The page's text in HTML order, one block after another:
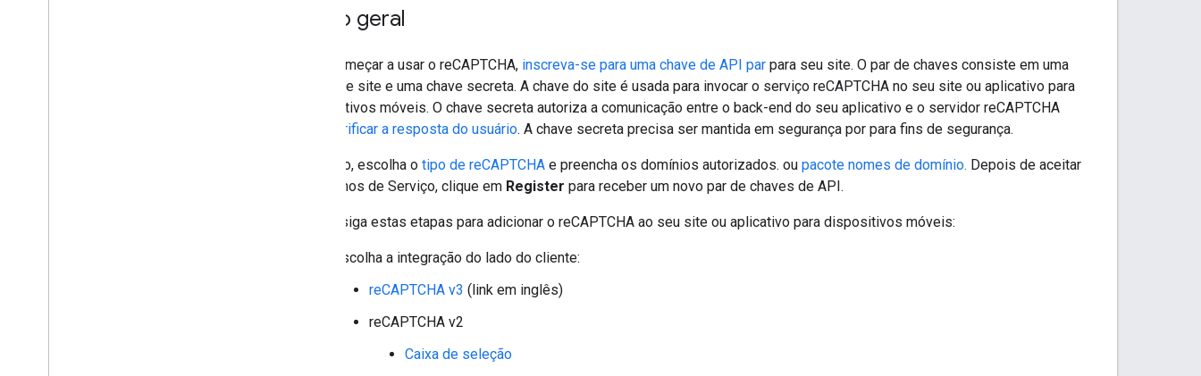
Visão geral
Para começar a usar o reCAPTCHA, inscreva-se para uma chave de API par para seu site. O par de chaves consiste em uma
chave de site e uma chave secreta. A chave do site é usada para invocar o serviço reCAPTCHA no seu site ou aplicativo para
dispositivos móveis. O chave secreta autoriza a comunicação entre o back-end do seu aplicativo e o servidor reCAPTCHA
verificar a resposta do usuário. A chave secreta precisa ser mantida em segurança por para fins de segurança.
Primeiro, escolha o tipo de reCAPTCHA e preencha os domínios autorizados. ou pacote nomes de domínio. Depois de aceitar
os Termos de Serviço, clique em Register para receber um novo par de chaves de API.
Agora, siga estas etapas para adicionar o reCAPTCHA ao seu site ou aplicativo para dispositivos móveis:
Escolha a integração do lado do cliente:
reCAPTCHA v3 (link em inglês)
reCAPTCHA v2
Caixa de seleção